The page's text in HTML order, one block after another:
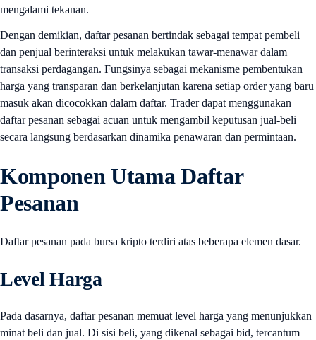
mengalami tekanan.
Dengan demikian, daftar pesanan bertindak sebagai tempat pembeli
dan penjual berinteraksi untuk melakukan tawar-menawar dalam
transaksi perdagangan. Fungsinya sebagai mekanisme pembentukan
harga yang transparan dan berkelanjutan karena setiap order yang baru
masuk akan dicocokkan dalam daftar. Trader dapat menggunakan
daftar pesanan sebagai acuan untuk mengambil keputusan jual-beli
secara langsung berdasarkan dinamika penawaran dan permintaan.
Komponen Utama Daftar
Pesanan
Daftar pesanan pada bursa kripto terdiri atas beberapa elemen dasar.
Level Harga
Pada dasarnya, daftar pesanan memuat level harga yang menunjukkan
minat beli dan jual. Di sisi beli, yang dikenal sebagai bid, tercantum